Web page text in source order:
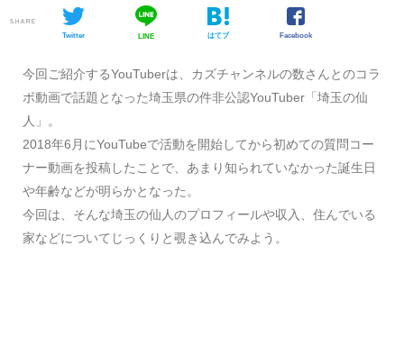
SHARE
Twitter LINE はてブ Facebook
今回ご紹介するYouTuberは、カズチャンネルの数さんとのコラ
ボ動画で話題となった埼玉県の件非公認YouTuber「埼玉の仙
人」。
2018年6月にYouTubeで活動を開始してから初めての質問コー
ナー動画を投稿したことで、あまり知られていなかった誕生日
や年齢などが明らかとなった。
今回は、そんな埼玉の仙人のプロフィールや収入、住んでいる
家などについてじっくりと覗き込んでみよう。